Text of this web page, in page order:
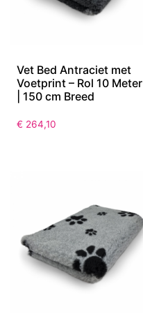
Vet Bed Antraciet met
Voetprint – Rol 10 Meter
| 150 cm Breed
€ 264,10